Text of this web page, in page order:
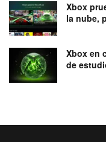
Xbox
la nube,
Xbox en
de